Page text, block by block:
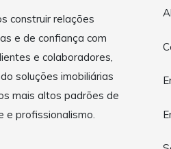
construir relações
e de confiança com
e colaboradores,
soluções imobiliárias
mais altos padrões de
e profissionalismo.